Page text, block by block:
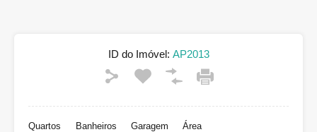
ID do Imóvel: AP2013
Quartos Banheiros Garagem Área